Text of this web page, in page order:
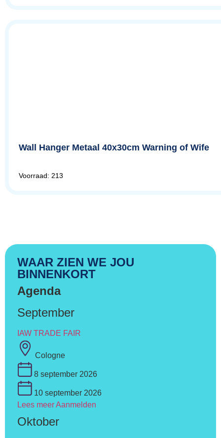
Wall Hanger Metaal 40x30cm Warning of Wife
Voorraad: 213
WAAR ZIEN WE JOU
BINNENKORT
Agenda
September
IAW TRADE FAIR
Cologne
8 september 2026
10 september 2026
Lees meerAanmelden
Oktober